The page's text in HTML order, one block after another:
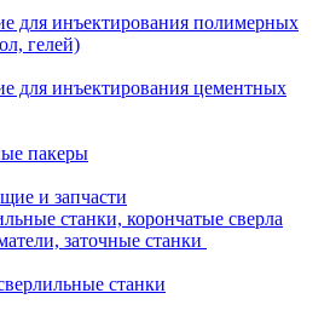
для инъектирования полимерных
гелей)
для инъектирования цементных
пакеры
и запчасти
станки, корончатые сверла
заточные станки
станки